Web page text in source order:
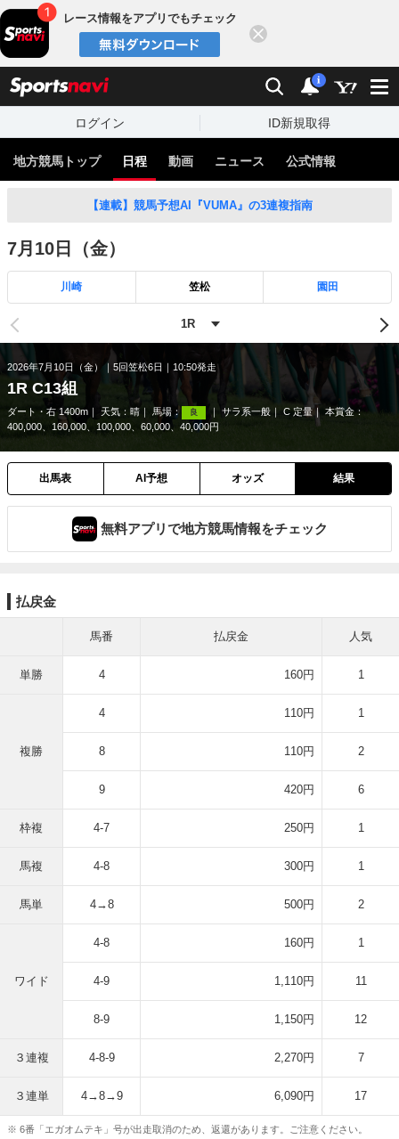
レース情報をアプリでもチェック
検索 通知
i
ログイン ID新規取得
地方競馬トップ 日程 動画 ニュース 公式情報
【連載】競馬予想AI『VUMA』の3連複指南
7月10日（金）
川崎 笠松 園田
2026年7月10日（金） 5回笠松6日 10:50発走
1R C13組
ダート・右 1400m 天気： 晴 馬場： 良 サラ系一般 C 定量
本賞金：
400,000、160,000、100,000、60,000、40,000円
出馬表 AI予想 オッズ 結果
無料アプリで地方競馬情報をチェック
払戻金
馬番 払戻金 人気
単勝 4 160円 1
複勝
4 110円 1
8 110円 2
9 420円 6
枠複 4-7 250円 1
馬複 4-8 300円 1
馬単 4→8 500円 2
ワイド
4-8 160円 1
4-9 1,110円 11
8-9 1,150円 12
３連複 4-8-9 2,270円 7
３連単 4→8→9 6,090円 17
※ 6番「エガオムテキ」号が出走取消のため、返還があります。ご注意ください。